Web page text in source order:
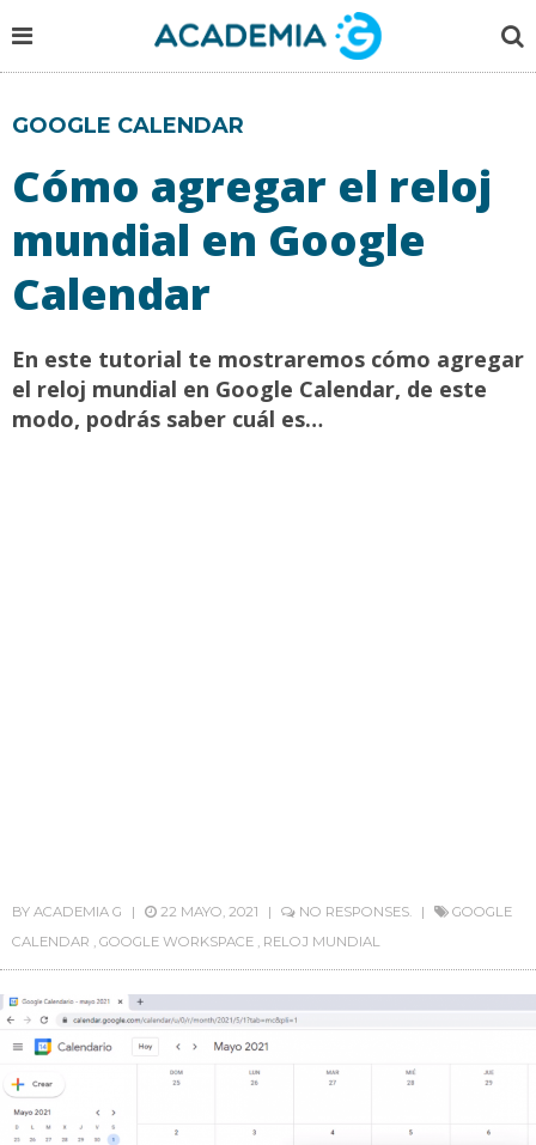
GOOGLE CALENDAR
Cómo agregar el reloj
mundial en Google
Calendar
En este tutorial te mostraremos cómo agregar
el reloj mundial en Google Calendar, de este
modo, podrás saber cuál es…
BY ACADEMIA G 22 MAYO, 2021 NO RESPONSES.
GOOGLE
CALENDAR , GOOGLE WORKSPACE , RELOJ MUNDIAL